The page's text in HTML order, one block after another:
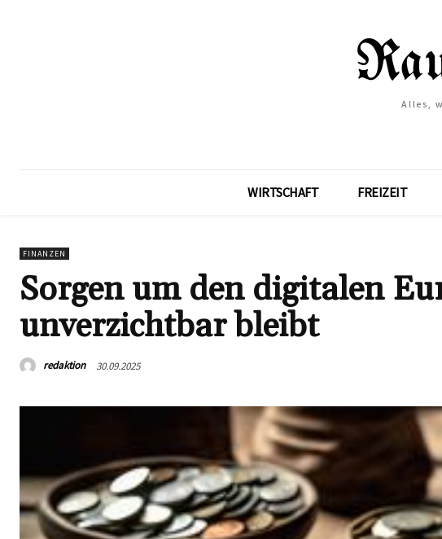
Alles,
WIRTSCHAFT FREIZEIT
FINANZEN
Sorgen um den digitalen
unverzichtbar bleibt
redaktion 30.09.2025